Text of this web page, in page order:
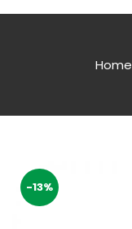
Home
-13%